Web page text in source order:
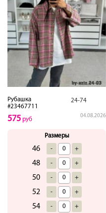
Рубашка
#23467711
24-74
04.08.2026
575 руб
Размеры
46 - +
48 - +
50 - +
52 - +
54 - +